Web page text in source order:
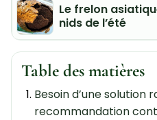
Le frelon
nids de l’été
Table des matières
Besoin d’une solution
recommandation